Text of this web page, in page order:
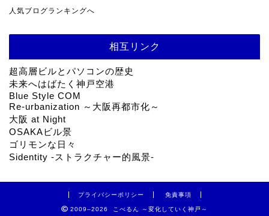
人気ブログランキングへ
相互リンク
超高層ビルとパソコンの歴史
未来へはばたく神戸空港
Blue Style COM
Re-urbanization ～大阪再都市化～
大阪 at Night
OSAKAビル景
ゴリモンな日々
Sidentity -ストラクチャー的風景-
プライバシーポリシー 免責事項
2009–2026 こべるん ～変化していく神戸～